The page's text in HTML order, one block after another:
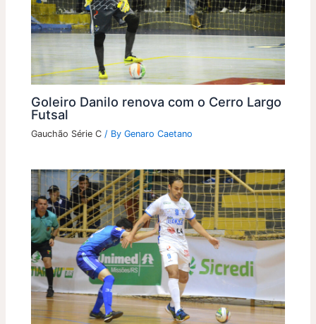
Goleiro Danilo renova com o Cerro Largo
Futsal
Gauchão Série C / ByGenaro Caetano